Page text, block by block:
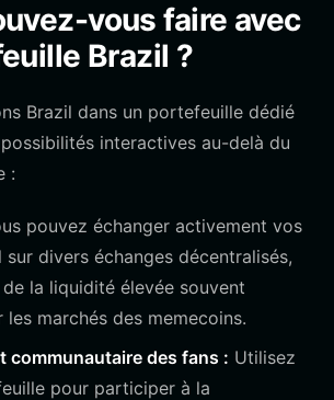
vous faire avec
Brazil ?
Brazil dans un portefeuille dédié
interactives au-delà du
:
pouvez échanger activement vos
sur divers échanges décentralisés,
la liquidité élevée souvent
les marchés des memecoins.
communautaire des fans : Utilisez
pour participer à la